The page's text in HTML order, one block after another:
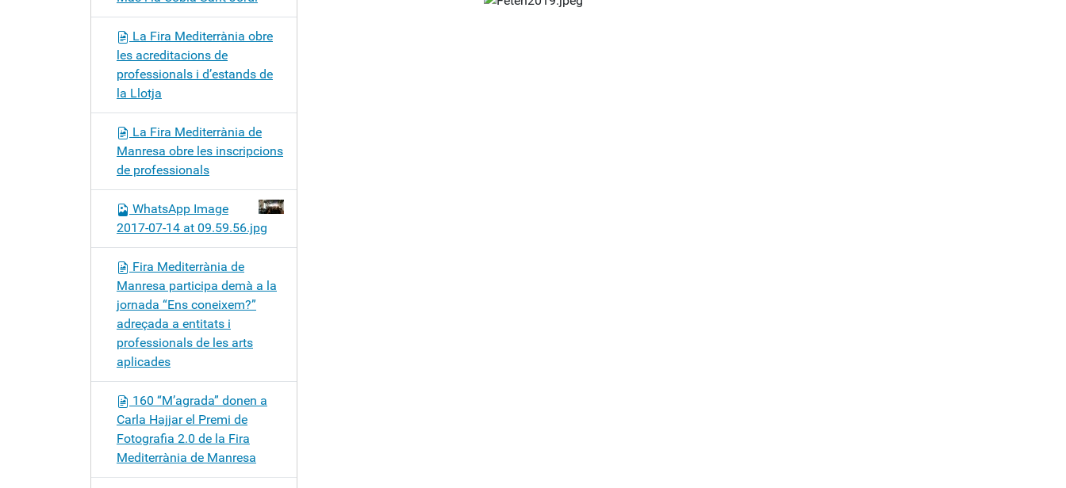
La Fira Mediterrània obre
les acreditacions de
professionals i d’estands de
la Llotja
La Fira Mediterrània de
Manresa obre les inscripcions
de professionals
WhatsApp Image
2017-07-14 at 09.59.56.jpg
Fira Mediterrània de
Manresa participa demà a la
jornada “Ens coneixem?”
adreçada a entitats i
professionals de les arts
aplicades
160 “M’agrada” donen a
Carla Hajjar el Premi de
Fotografia 2.0 de la Fira
Mediterrània de Manresa